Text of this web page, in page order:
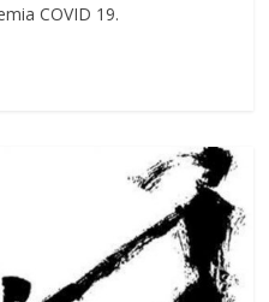
COVID 19.